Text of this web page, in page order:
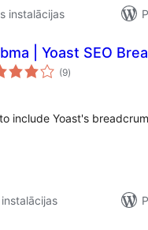
instalācijas
| Yoast SEO
(9vērtējumu
kopsumma
)
include Yoast's